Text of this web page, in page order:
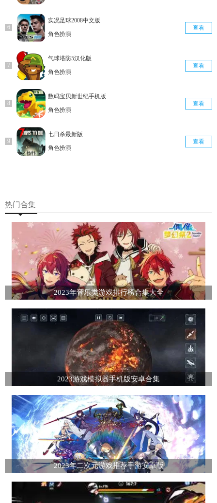
实况足球2008中文版
角色扮演
查看
气球塔防5汉化版
角色扮演
查看
数码宝贝新世纪手机版
角色扮演
查看
七日杀最新版
角色扮演
查看
热门合集
2023年音乐类游戏排行榜合集大全
2023游戏模拟器手机版安卓合集
2023年二次元游戏推荐手游安卓版